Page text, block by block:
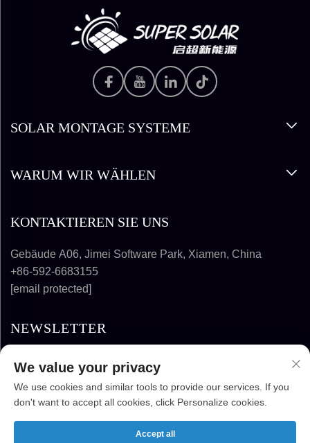
SOLAR MONTAGE SYSTEME
WARUM WIR WÄHLEN
KONTAKTIEREN SIE UNS
Gebäude A06, Jimei Software Park, Xiamen, China
+86-592-6683155
[email protected]
NEWSLETTER
SUPER SOLAR ENERGY TECHNOLOGY CO.,
We value your privacy
We use cookies and similar tools to provide our services. If you
don't want to accept all cookies, click Personalize cookies.
Accept all